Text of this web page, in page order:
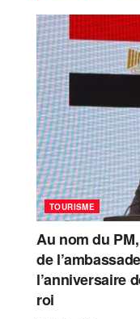
TOURISME
Au nom du
de
l’anniversaire
roi